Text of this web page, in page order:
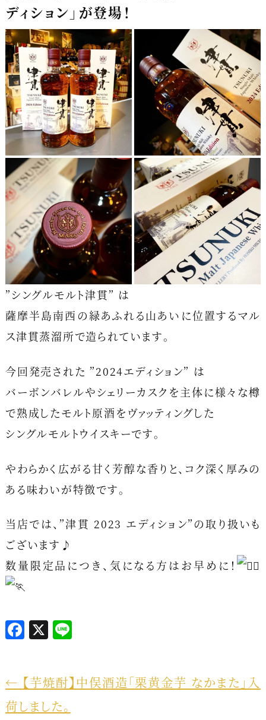
ディション」が登場！
”シングルモルト津貫” は
薩摩半島南西の緑あふれる山あいに位置するマル
ス津貫蒸溜所で造られています。
今回発売された ”2024エディション” は
バーボンバレルやシェリーカスクを主体に様々な樽
で熟成したモルト原酒をヴァッティングした
シングルモルトウイスキーです。
やわらかく広がる甘く芳醇な香りと、コク深く厚みの
ある味わいが特徴です。
当店では、”津貫 2023 エディション”の取り扱いも
ございます♪
数量限定品につき、気になる方はお早めに！
F
a
e
b
X L
e
← 【芋焼酎】中俣酒造「栗黄金芋 なかまた」入
荷しました。